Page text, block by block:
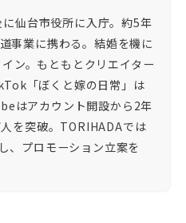
仙台市役所に入庁。約5年
事業に携わる。結婚を機に
ン。もともとクリエイター
「ぼくと嫁の日常」は
はアカウント開設から2年
を突破。TORIHADAでは
、プロモーション立案を